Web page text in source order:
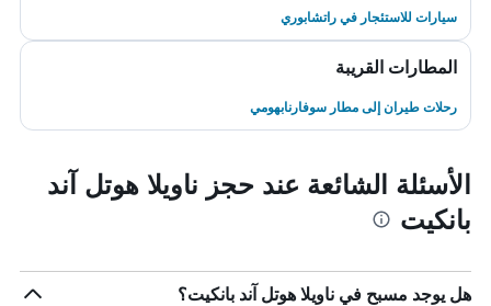
سيارات للاستئجار في راتشابوري
المطارات القريبة
رحلات طيران إلى مطار سوفارنابهومي
الأسئلة الشائعة عند حجز ناويلا هوتل آند
بانكيت
هل يوجد مسبح في ناويلا هوتل آند بانكيت؟